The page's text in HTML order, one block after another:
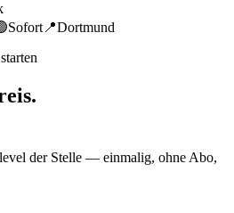
Sofort 📍Dortmund
der Stelle — einmalig, ohne Abo,